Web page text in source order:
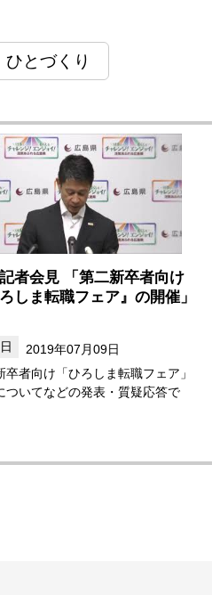
ひとづくり
者会見 「第二新卒者向け
ろしま転職フェア』の開催」
2019年07月09日
卒者向け「ひろしま転職フェア」
ついてなどの発表・質疑応答で